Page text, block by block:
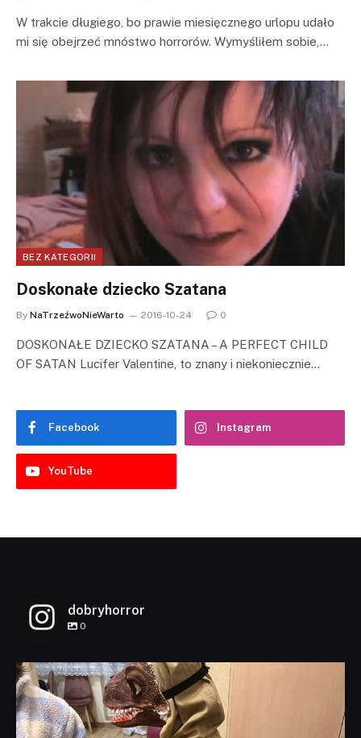
W trakcie długiego, bo prawie miesięcznego urlopu udało
mi się obejrzeć mnóstwo horrorów. Wymyśliłem sobie,…
BEZ KATEGORII
Doskonałe dziecko Szatana
By NaTrzeźwoNieWarto 2016-10-24 0
DOSKONAŁE DZIECKO SZATANA – A PERFECT CHILD
OF SATAN Lucifer Valentine, to znany i niekoniecznie…
Facebook Instagram
YouTube
dobryhorror
0
dobryhorror
Lis 1